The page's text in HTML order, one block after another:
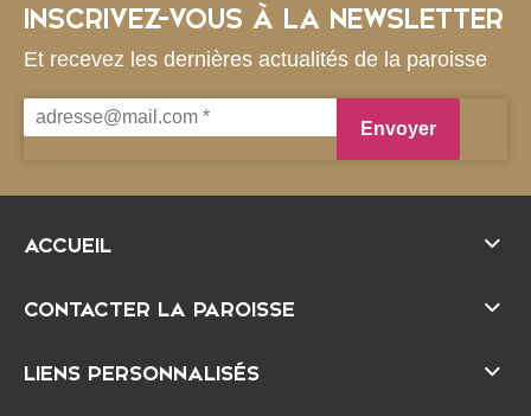
INSCRIVEZ-VOUS À LA NEWSLETTER
Et recevez les dernières actualités de la paroisse
ACCUEIL
CONTACTER LA PAROISSE
LIENS PERSONNALISÉS